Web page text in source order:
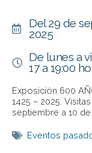
Del 29 de
2025
De lunes a
17 a 19:00
Exposición 600
1425 – 2025.
septiembre a 10
Eventos